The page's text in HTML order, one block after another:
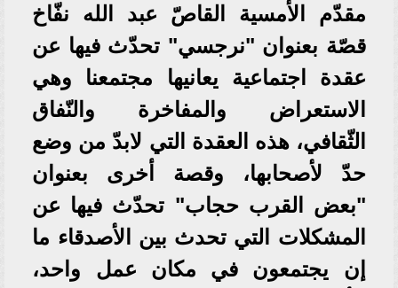
مقدّم الأمسية القاصّ عبد الله نفّاخ
قصّة بعنوان "نرجسي" تحدّث فيها عن
عقدة اجتماعية يعانيها مجتمعنا وهي
الاستعراض والمفاخرة والنّفاق
الثّقافي، هذه العقدة التي لابدّ من وضع
حدّ لأصحابها، وقصة أخرى بعنوان
"بعض القرب حجاب" تحدّث فيها عن
المشكلات التي تحدث بين الأصدقاء ما
إن يجتمعون في مكان عمل واحد،